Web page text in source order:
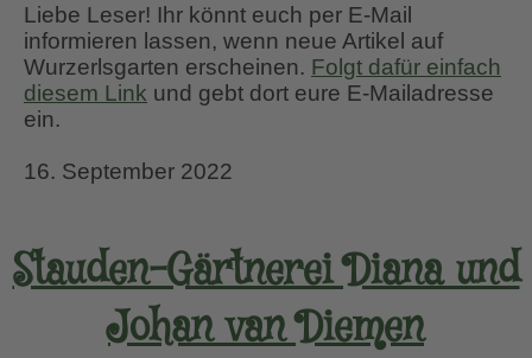
Herr
der
vertikalen
Pflanzung
Liebe Leser! Ihr könnt euch per E-Mail
informieren lassen, wenn neue Artikel auf
Wurzerlsgarten erscheinen. Folgt dafür einfach
diesem Link und gebt dort eure E-Mailadresse
ein.
16. September 2022
Stauden-Gärtnerei Diana und
Johan van Diemen